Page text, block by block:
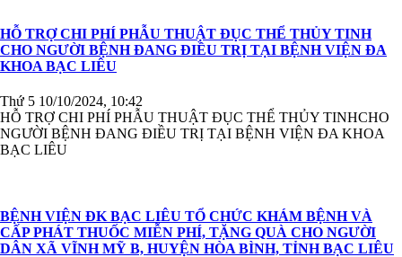
HỖ TRỢ CHI PHÍ PHẪU THUẬT ĐỤC THỂ THỦY TINH
CHO NGƯỜI BỆNH ĐANG ĐIỀU TRỊ TẠI BỆNH VIỆN ĐA
KHOA BẠC LIÊU
Thứ 5 10/10/2024, 10:42
HỖ TRỢ CHI PHÍ PHẪU THUẬT ĐỤC THỂ THỦY TINHCHO
NGƯỜI BỆNH ĐANG ĐIỀU TRỊ TẠI BỆNH VIỆN ĐA KHOA
BẠC LIÊU
BỆNH VIỆN ĐK BẠC LIÊU TỔ CHỨC KHÁM BỆNH VÀ
CẤP PHÁT THUỐC MIỄN PHÍ, TẶNG QUÀ CHO NGƯỜI
DÂN XÃ VĨNH MỸ B, HUYỆN HÒA BÌNH, TỈNH BẠC LIÊU